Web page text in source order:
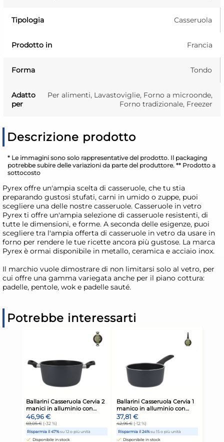
Tipologia Casseruola
Prodotto in Francia
Forma Tondo
Adatto
per
Per alimenti, Lavastoviglie, Forno a microonde,
Forno tradizionale, Freezer
Descrizione prodotto
* Le immagini sono solo rappresentative del prodotto. Il packaging
potrebbe subire delle variazioni da parte del produttore. ** Prodotto a
sottocosto
Pyrex offre un'ampia scelta di casseruole, che tu stia
preparando gustosi stufati, carni in umido o zuppe, puoi
scegliere una delle nostre casseruole. Casseruole in vetro
Pyrex ti offre un'ampia selezione di casseruole resistenti, di
tutte le dimensioni, e forme. A seconda delle esigenze, puoi
scegliere tra l'ampia offerta di casseruole in vetro da usare in
forno per rendere le tue ricette ancora più gustose. La marca
Pyrex è ormai disponibile in metallo, ceramica e acciaio inox.
Il marchio vuole dimostrare di non limitarsi solo al vetro, per
cui offre una gamma variegata anche per il piano cottura:
padelle, pentole, wok e padelle sauté.
Potrebbe interessarti